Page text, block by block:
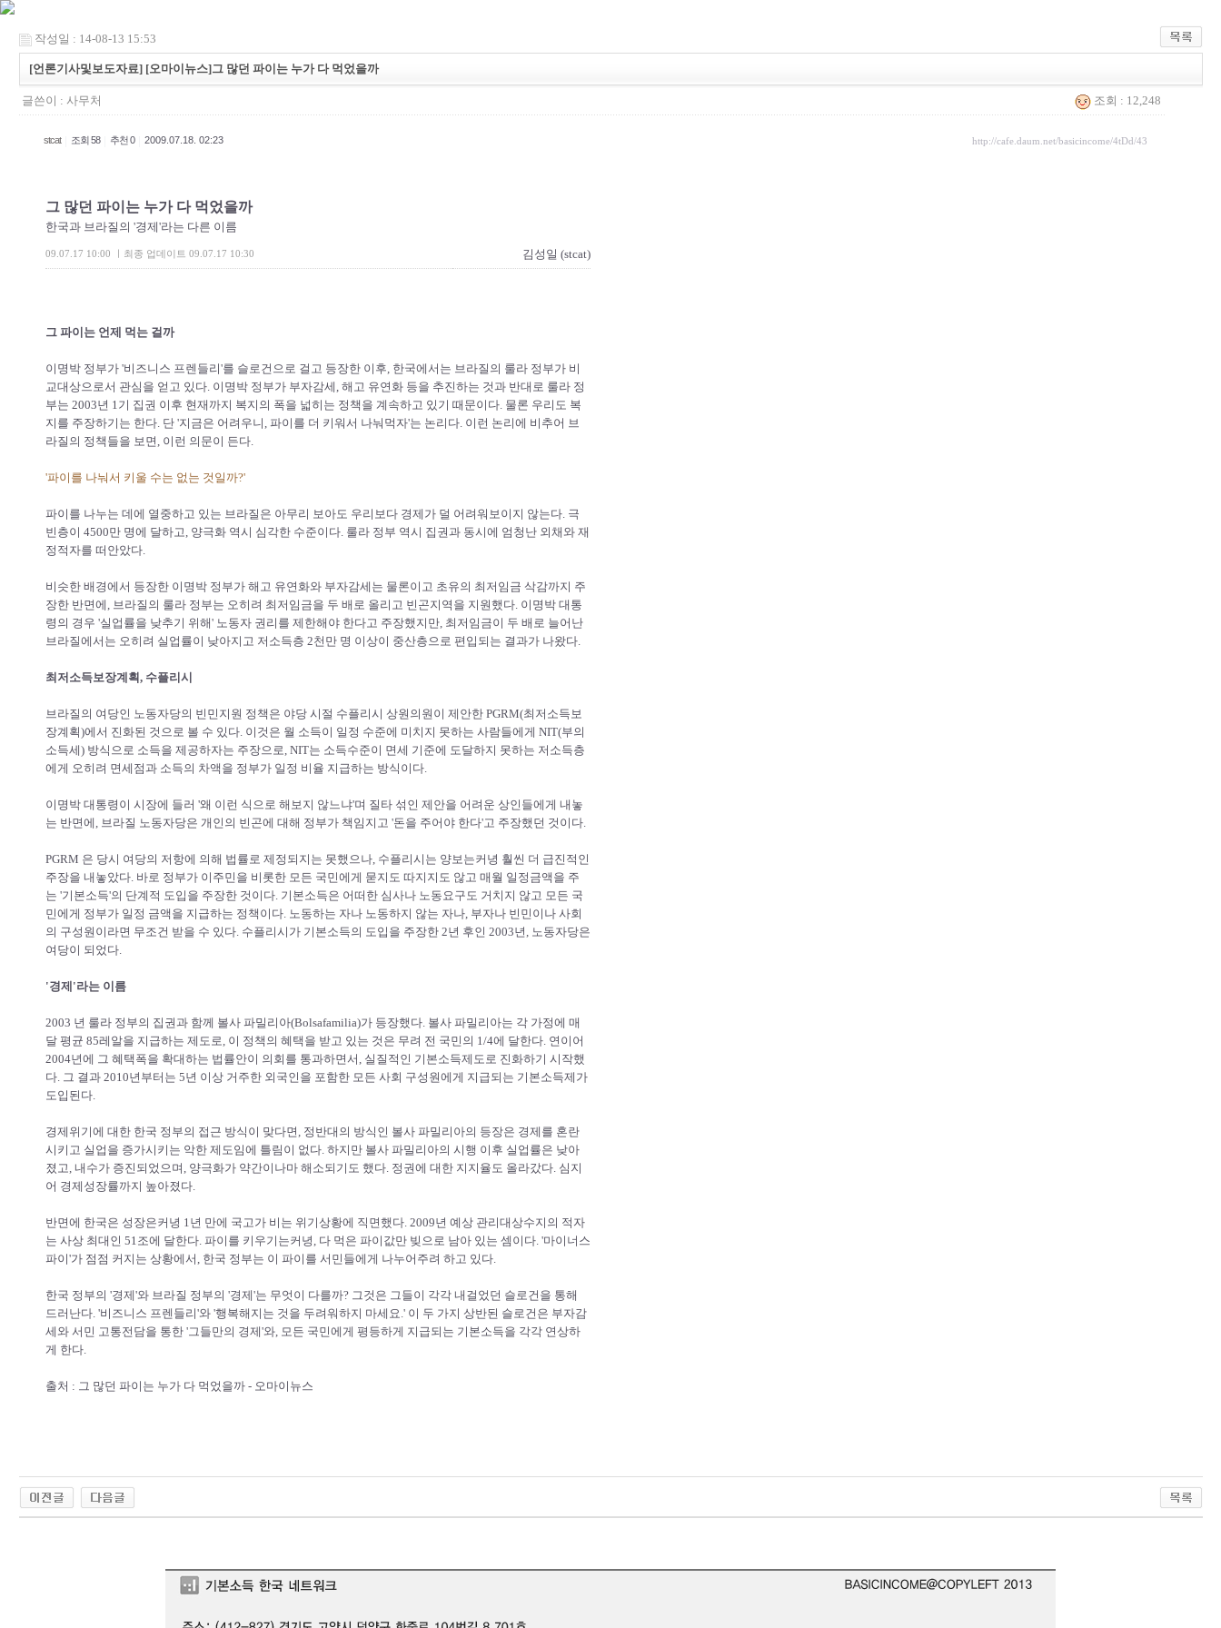
작성일 : 14-08-13 15:53
[언론기사및보도자료] [오마이뉴스]그 많던 파이는 누가 다 먹었을까
글쓴이 : 사무처 조회 : 12,248
stcat 조회 58 추천 0 2009.07.18. 02:23 http://cafe.daum.net/basicincome/4tDd/43
그 많던 파이는 누가 다 먹었을까
한국과 브라질의 '경제'라는 다른 이름
09.07.17 10:00 ㅣ최종 업데이트 09.07.17 10:30 김성일 (stcat)
그 파이는 언제 먹는 걸까
이명박 정부가 '비즈니스 프렌들리'를 슬로건으로 걸고 등장한 이후, 한국에서는 브라질의 룰라 정부가 비
교대상으로서 관심을 얻고 있다. 이명박 정부가 부자감세, 해고 유연화 등을 추진하는 것과 반대로 룰라 정
부는 2003년 1기 집권 이후 현재까지 복지의 폭을 넓히는 정책을 계속하고 있기 때문이다. 물론 우리도 복
지를 주장하기는 한다. 단 '지금은 어려우니, 파이를 더 키워서 나눠먹자'는 논리다. 이런 논리에 비추어 브
라질의 정책들을 보면, 이런 의문이 든다.
'파이를 나눠서 키울 수는 없는 것일까?'
파이를 나누는 데에 열중하고 있는 브라질은 아무리 보아도 우리보다 경제가 덜 어려워보이지 않는다. 극
빈층이 4500만 명에 달하고, 양극화 역시 심각한 수준이다. 룰라 정부 역시 집권과 동시에 엄청난 외채와 재
정적자를 떠안았다.
비슷한 배경에서 등장한 이명박 정부가 해고 유연화와 부자감세는 물론이고 초유의 최저임금 삭감까지 주
장한 반면에, 브라질의 룰라 정부는 오히려 최저임금을 두 배로 올리고 빈곤지역을 지원했다. 이명박 대통
령의 경우 '실업률을 낮추기 위해' 노동자 권리를 제한해야 한다고 주장했지만, 최저임금이 두 배로 늘어난
브라질에서는 오히려 실업률이 낮아지고 저소득층 2천만 명 이상이 중산층으로 편입되는 결과가 나왔다.
최저소득보장계획, 수플리시
브라질의 여당인 노동자당의 빈민지원 정책은 야당 시절 수플리시 상원의원이 제안한 PGRM(최저소득보
장계획)에서 진화된 것으로 볼 수 있다. 이것은 월 소득이 일정 수준에 미치지 못하는 사람들에게 NIT(부의
소득세) 방식으로 소득을 제공하자는 주장으로, NIT는 소득수준이 면세 기준에 도달하지 못하는 저소득층
에게 오히려 면세점과 소득의 차액을 정부가 일정 비율 지급하는 방식이다.
이명박 대통령이 시장에 들러 '왜 이런 식으로 해보지 않느냐'며 질타 섞인 제안을 어려운 상인들에게 내놓
는 반면에, 브라질 노동자당은 개인의 빈곤에 대해 정부가 책임지고 '돈을 주어야 한다'고 주장했던 것이다.
PGRM 은 당시 여당의 저항에 의해 법률로 제정되지는 못했으나, 수플리시는 양보는커녕 훨씬 더 급진적인
주장을 내놓았다. 바로 정부가 이주민을 비롯한 모든 국민에게 묻지도 따지지도 않고 매월 일정금액을 주
는 '기본소득'의 단계적 도입을 주장한 것이다. 기본소득은 어떠한 심사나 노동요구도 거치지 않고 모든 국
민에게 정부가 일정 금액을 지급하는 정책이다. 노동하는 자나 노동하지 않는 자나, 부자나 빈민이나 사회
의 구성원이라면 무조건 받을 수 있다. 수플리시가 기본소득의 도입을 주장한 2년 후인 2003년, 노동자당은
여당이 되었다.
'경제'라는 이름
2003 년 룰라 정부의 집권과 함께 볼사 파밀리아(Bolsafamilia)가 등장했다. 볼사 파밀리아는 각 가정에 매
달 평균 85레알을 지급하는 제도로, 이 정책의 혜택을 받고 있는 것은 무려 전 국민의 1/4에 달한다. 연이어
2004년에 그 혜택폭을 확대하는 법률안이 의회를 통과하면서, 실질적인 기본소득제도로 진화하기 시작했
다. 그 결과 2010년부터는 5년 이상 거주한 외국인을 포함한 모든 사회 구성원에게 지급되는 기본소득제가
도입된다.
경제위기에 대한 한국 정부의 접근 방식이 맞다면, 정반대의 방식인 볼사 파밀리아의 등장은 경제를 혼란
시키고 실업을 증가시키는 악한 제도임에 틀림이 없다. 하지만 볼사 파밀리아의 시행 이후 실업률은 낮아
졌고, 내수가 증진되었으며, 양극화가 약간이나마 해소되기도 했다. 정권에 대한 지지율도 올라갔다. 심지
어 경제성장률까지 높아졌다.
반면에 한국은 성장은커녕 1년 만에 국고가 비는 위기상황에 직면했다. 2009년 예상 관리대상수지의 적자
는 사상 최대인 51조에 달한다. 파이를 키우기는커녕, 다 먹은 파이값만 빚으로 남아 있는 셈이다. '마이너스
파이'가 점점 커지는 상황에서, 한국 정부는 이 파이를 서민들에게 나누어주려 하고 있다.
한국 정부의 '경제'와 브라질 정부의 '경제'는 무엇이 다를까? 그것은 그들이 각각 내걸었던 슬로건을 통해
드러난다. '비즈니스 프렌들리'와 '행복해지는 것을 두려워하지 마세요.' 이 두 가지 상반된 슬로건은 부자감
세와 서민 고통전담을 통한 '그들만의 경제'와, 모든 국민에게 평등하게 지급되는 기본소득을 각각 연상하
게 한다.
출처 : 그 많던 파이는 누가 다 먹었을까 - 오마이뉴스